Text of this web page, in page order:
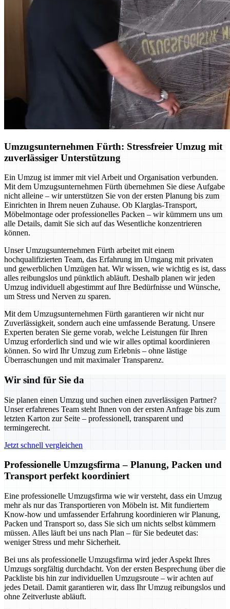
Umzugsunternehmen Fürth: Stressfreier Umzug mit
zuverlässiger Unterstützung
Ein Umzug ist immer mit viel Arbeit und Organisation verbunden.
Mit dem Umzugsunternehmen Fürth übernehmen Sie diese Aufgabe
nicht alleine – wir unterstützen Sie von der ersten Planung bis zum
Einrichten in Ihrem neuen Zuhause. Ob Klarglas-Transport,
Möbelmontage oder professionelles Packen – wir kümmern uns um
alle Details, damit Sie sich auf das Wesentliche konzentrieren
können.
Unser Umzugsunternehmen Fürth arbeitet mit einem
hochqualifizierten Team, das Erfahrung im Umgang mit privaten
und gewerblichen Umzügen hat. Wir wissen, wie wichtig es ist, dass
alles reibungslos und pünktlich abläuft. Deshalb planen wir jeden
Umzug individuell abgestimmt auf Ihre Bedürfnisse und Wünsche,
um Stress und Nerven zu sparen.
Mit dem Umzugsunternehmen Fürth garantieren wir nicht nur
Zuverlässigkeit, sondern auch eine umfassende Beratung. Unsere
Experten beraten Sie gerne vorab, welche Leistungen für Ihren
Umzug erforderlich sind und wie wir alles optimal koordinieren
können. So wird Ihr Umzug zum Erlebnis – ohne lästige
Überraschungen und mit maximaler Transparenz.
Wir sind für Sie da
Sie planen einen Umzug und suchen einen zuverlässigen Partner?
Unser erfahrenes Team steht Ihnen von der ersten Anfrage bis zum
letzten Karton zur Seite – professionell, transparent und
termingerecht.
Jetzt schnell vergleichen
Professionelle Umzugsfirma – Planung, Packen und
Transport perfekt koordiniert
Eine professionelle Umzugsfirma wie wir versteht, dass ein Umzug
mehr als nur das Transportieren von Möbeln ist. Mit fundiertem
Know-how und umfassender Erfahrung koordinieren wir Planung,
Packen und Transport so, dass Sie sich um nichts selbst kümmern
müssen. Alles läuft bei uns nach Plan – für Sie bedeutet das:
weniger Stress und mehr Sicherheit.
Bei uns als professionelle Umzugsfirma wird jeder Aspekt Ihres
Umzugs sorgfältig durchdacht. Von der ersten Besprechung über die
Packliste bis hin zur individuellen Umzugsroute – wir achten auf
jedes Detail. Damit garantieren wir, dass Ihr Umzug reibungslos und
ohne Zeitverluste abläuft.